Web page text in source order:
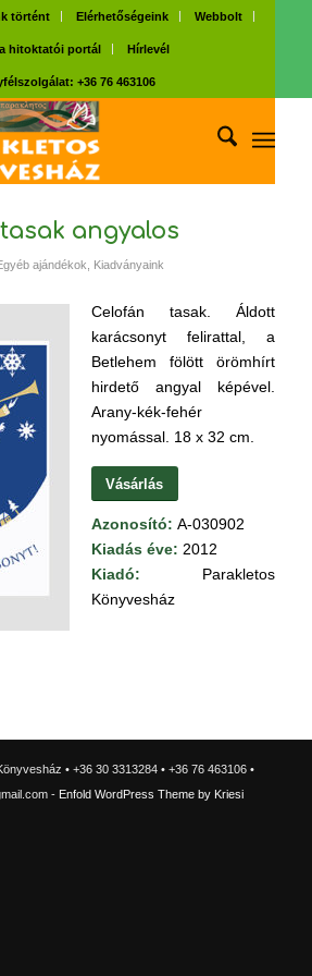
történt Elérhetőségeink Webbolt
hitoktatói portál Hírlevél
+36 76 463106
angyalos
ajándékok Kiadványaink
Celofán tasak. Áldott
karácsonyt felirattal, a
Betlehem fölött örömhírt
hirdető angyal képével.
Arany-kék-fehér
nyomással. 18 x 32 cm.
Vásárlás
Azonosító: A-030902
Kiadás éve: 2012
Kiadó: Parakletos
Könyvesház
• +36 30 3313284 • +36 76 463106 •
- Enfold WordPress Theme by Kriesi